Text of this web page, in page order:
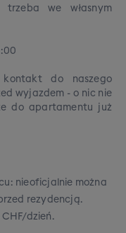
trzeba we własnym
kontakt do naszego
wyjazdem - o nic nie
do apartamentu już
nieoficjalnie można
rezydencją.
CHF/dzień.